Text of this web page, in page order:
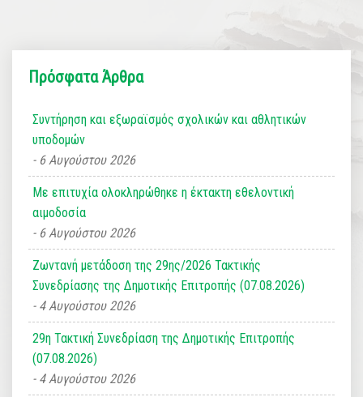
Πρόσφατα Άρθρα
Συντήρηση και εξωραϊσμός σχολικών και αθλητικών
υποδομών
6 Αυγούστου 2026
Με επιτυχία ολοκληρώθηκε η έκτακτη εθελοντική
αιμοδοσία
6 Αυγούστου 2026
Ζωντανή μετάδοση της 29ης/2026 Τακτικής
Συνεδρίασης της Δημοτικής Επιτροπής (07.08.2026)
4 Αυγούστου 2026
29η Τακτική Συνεδρίαση της Δημοτικής Επιτροπής
(07.08.2026)
4 Αυγούστου 2026